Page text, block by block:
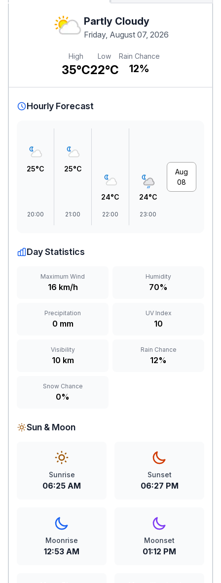
Partly Cloudy
Friday, August 07, 2026
High
35°C
Low
22°C
Rain Chance
12%
Hourly Forecast
25°C
20:00
25°C
21:00
24°C
22:00
24°C
23:00
Aug
08
Day Statistics
Maximum Wind
16 km/h
Humidity
70%
Precipitation
0 mm
UV Index
10
Visibility
10 km
Rain Chance
12%
Snow Chance
0%
Sun & Moon
Sunrise
06:25 AM
Sunset
06:27 PM
Moonrise
12:53 AM
Moonset
01:12 PM